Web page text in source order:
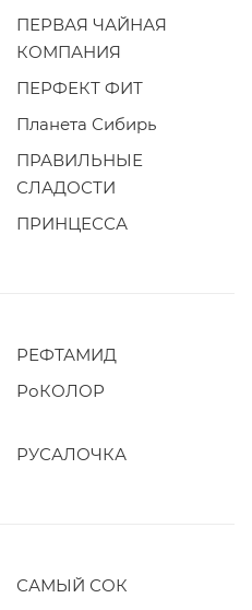
ПЕРВАЯ ЧАЙНАЯ
КОМПАНИЯ
ПЕРФЕКТ ФИТ
Планета Сибирь
ПРАВИЛЬНЫЕ
СЛАДОСТИ
ПРИНЦЕССА
РЕФТАМИД
РоКОЛОР
РУСАЛОЧКА
САМЫЙ СОК